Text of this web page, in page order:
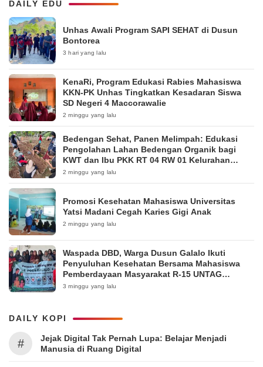
DAILY EDU
Unhas Awali Program SAPI SEHAT di Dusun
Bontorea
3 hari yang lalu
KenaRi, Program Edukasi Rabies Mahasiswa
KKN-PK Unhas Tingkatkan Kesadaran Siswa
SD Negeri 4 Maccorawalie
2 minggu yang lalu
Bedengan Sehat, Panen Melimpah: Edukasi
Pengolahan Lahan Bedengan Organik bagi
KWT dan Ibu PKK RT 04 RW 01 Kelurahan
Pakintelan
2 minggu yang lalu
Promosi Kesehatan Mahasiswa Universitas
Yatsi Madani Cegah Karies Gigi Anak
2 minggu yang lalu
Waspada DBD, Warga Dusun Galalo Ikuti
Penyuluhan Kesehatan Bersama Mahasiswa
Pemberdayaan Masyarakat R-15 UNTAG
Surabaya 2026
3 minggu yang lalu
DAILY KOPI
#
Jejak Digital Tak Pernah Lupa: Belajar Menjadi
Manusia di Ruang Digital